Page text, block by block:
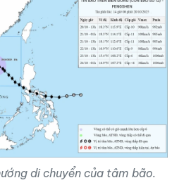
di chuyển của tâm bão.